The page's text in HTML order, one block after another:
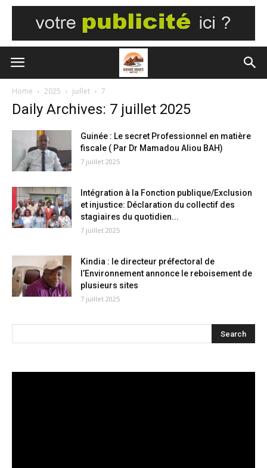
Home 2025 juillet 7
Daily Archives: 7 juillet 2025
Guinée : Le secret Professionnel en matière
fiscale ( Par Dr Mamadou Aliou BAH)
7 juillet 2025
Intégration à la Fonction publique/Exclusion
et injustice: Déclaration du collectif des
stagiaires du quotidien...
7 juillet 2025
Kindia : le directeur préfectoral de
l’Environnement annonce le reboisement de
plusieurs sites
7 juillet 2025